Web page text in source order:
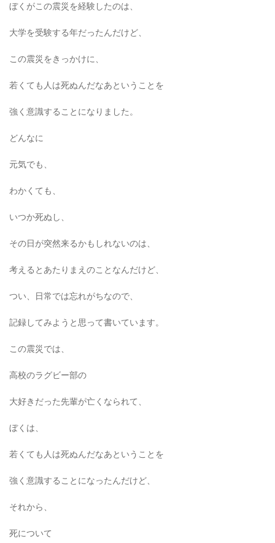
ぼくがこの震災を経験したのは、
大学を受験する年だったんだけど、
この震災をきっかけに、
若くても人は死ぬんだなあということを
強く意識することになりました。
どんなに
元気でも、
わかくても、
いつか死ぬし、
その日が突然来るかもしれないのは、
考えるとあたりまえのことなんだけど、
つい、日常では忘れがちなので、
記録してみようと思って書いています。
この震災では、
高校のラグビー部の
大好きだった先輩が亡くなられて、
ぼくは、
若くても人は死ぬんだなあということを
強く意識することになったんだけど、
それから、
死について